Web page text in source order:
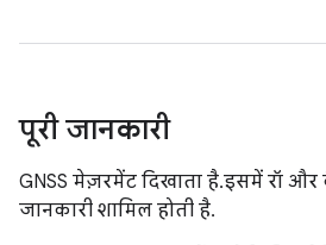
पूरी जानकारी
GNSS मेज़रमेंट दिखाता है. इसमें रॉ
जानकारी शामिल होती है.